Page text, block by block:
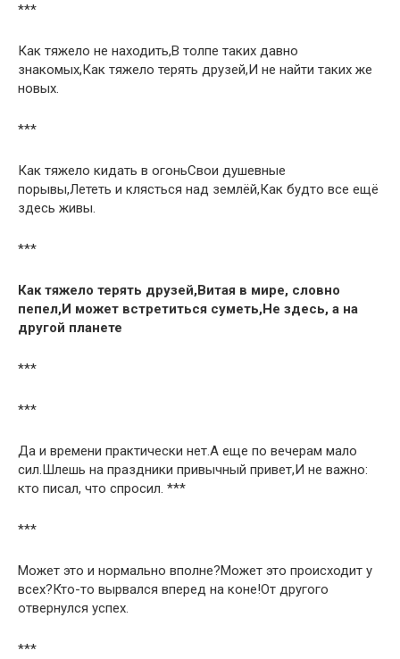
***
Как тяжело не находить,В толпе таких давно
знакомых,Как тяжело терять друзей,И не найти таких же
новых.
***
Как тяжело кидать в огоньСвои душевные
порывы,Лететь и клясться над землёй,Как будто все ещё
здесь живы.
***
Как тяжело терять друзей,Витая в мире, словно
пепел,И может встретиться суметь,Не здесь, а на
другой планете
***
***
Да и времени практически нет.А еще по вечерам мало
сил.Шлешь на праздники привычный привет,И не важно:
кто писал, что спросил. ***
***
Может это и нормально вполне?Может это происходит у
всех?Кто-то вырвался вперед на коне!От другого
отвернулся успех.
***